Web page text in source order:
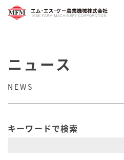
ニュース
NEWS
キーワードで検索